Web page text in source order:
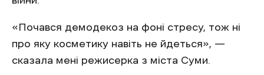
«Почався демодекоз на фоні стресу, тож ні
про яку косметику навіть не йдеться», —
сказала мені режисерка з міста Суми.